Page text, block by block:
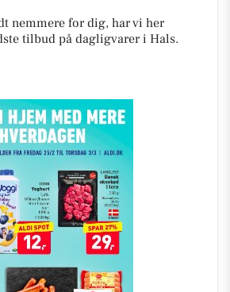
nemmere for dig, har vi her
tilbud på dagligvarer i Hals.